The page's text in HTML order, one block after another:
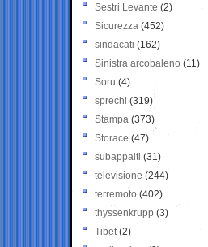
Sestri Levante (2)
Sicurezza (452)
sindacati (162)
Sinistra arcobaleno (11)
Soru (4)
sprechi (319)
Stampa (373)
Storace (47)
subappalti (31)
televisione(244)
terremoto (402)
thyssenkrupp (3)
Tibet(2)